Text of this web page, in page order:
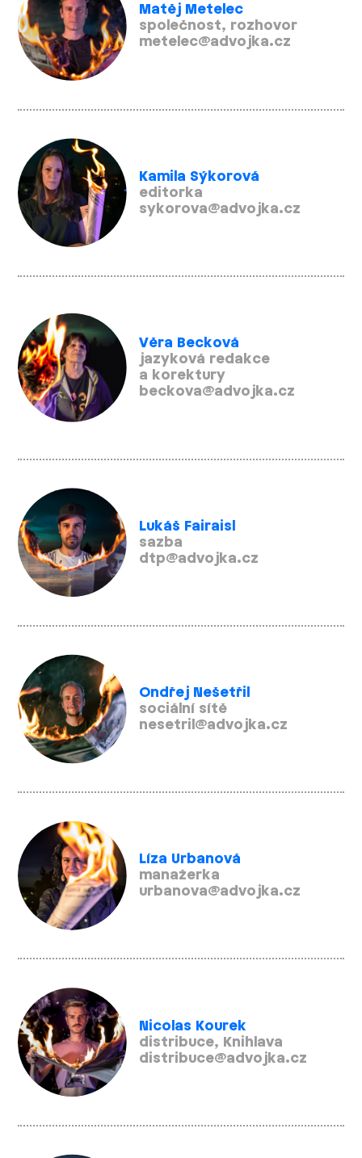
Matěj Metelec
společnost, rozhovor
metelec@advojka.cz
Kamila Sýkorová
editorka
sykorova@advojka.cz
Věra Becková
jazyková redakce
a korektury
beckova@advojka.cz
Lukáš Fairaisl
sazba
dtp@advojka.cz
Ondřej Nešetřil
sociální sítě
nesetril@advojka.cz
Líza Urbanová
manažerka
urbanova@advojka.cz
Nicolas Kourek
distribuce, Knihlava
distribuce@advojka.cz